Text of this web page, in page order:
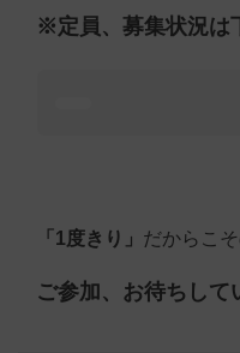
※定員、募集状況は
「1度きり」 だからこ
ご参加、お待ちして